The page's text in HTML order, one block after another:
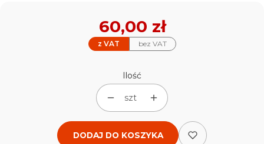
z VAT bez VAT
Cena
60,00 zł
Ilość
szt
DODAJ DO KOSZYKA